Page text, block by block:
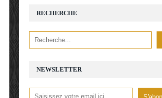
NEWSLETTER
RECHERCHE